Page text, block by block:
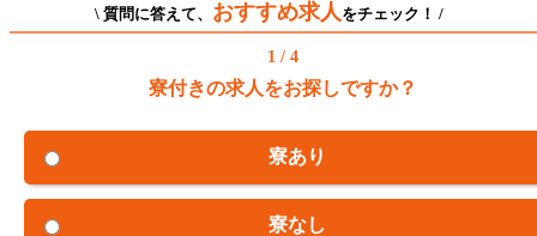
\ 質問に答えて、 おすすめ求人 をチェック！ /
1 / 4
寮付きの求人をお探しですか？
寮あり
寮なし